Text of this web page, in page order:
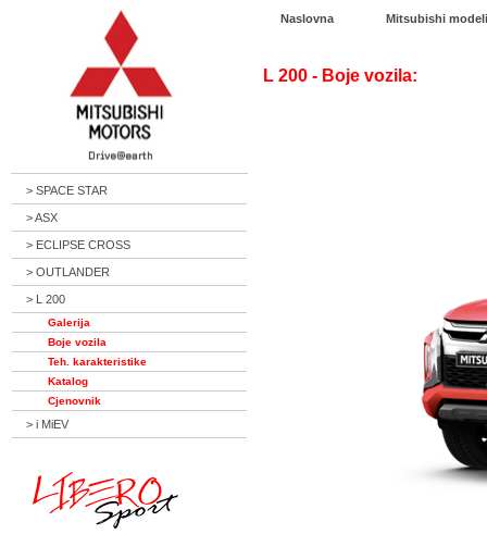
> SPACE STAR
> ASX
> ECLIPSE CROSS
> OUTLANDER
> L 200
Galerija
Boje vozila
Teh. karakteristike
Katalog
Cjenovnik
> i MiEV
Naslovna Mitsubishi modeli
L 200 - Boje vozila: